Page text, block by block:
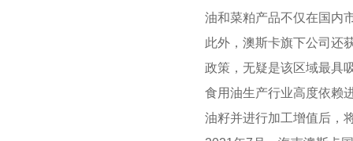
油和菜粕产品不仅在国内
此外，澳斯卡旗下公司还
政策，无疑是该区域最具
食用油生产行业高度依赖
油籽并进行加工增值后，